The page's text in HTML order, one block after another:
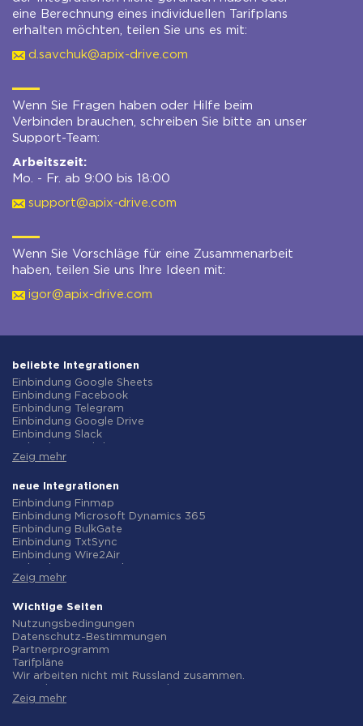
eine Berechnung eines individuellen Tarifplans
erhalten möchten, teilen Sie uns es mit:
d.savchuk@apix-drive.com
Wenn Sie Fragen haben oder Hilfe beim
Verbinden brauchen, schreiben Sie bitte an unser
Support-Team:
Arbeitszeit:
Mo. - Fr. ab 9:00 bis 18:00
support@apix-drive.com
Wenn Sie Vorschläge für eine Zusammenarbeit
haben, teilen Sie uns Ihre Ideen mit:
igor@apix-drive.com
beliebte Integrationen
Einbindung Google Sheets
Einbindung Facebook
Einbindung Telegram
Einbindung Google Drive
Einbindung Slack
Einbindung Gmail
Einbindung ClickUp
Einbindung Airtable
Einbindung Google Contacts
Einbindung OpenAI (ChatGPT)
Einbindung Instagram
Einbindung ActiveCampaign
Einbindung Typeform
Einbindung Salesforce CRM
Einbindung Notion
Einbindung AWeber
Einbindung Asana
Einbindung ZOHO CRM
Einbindung Webhooks
Einbindung GetResponse
Einbindung WooCommerce
Zeig mehr
neue Integrationen
Einbindung Finmap
Einbindung Microsoft Dynamics 365
Einbindung BulkGate
Einbindung TxtSync
Einbindung Wire2Air
Einbindung Infobip
Einbindung AtomPark
Einbindung TXTImpact
Einbindung Campaign Monitor
Einbindung CM.com
Einbindung D7 Networks
Einbindung SMS.to
Einbindung SMSGlobal
Einbindung Textlocal
Zeig mehr
Wichtige Seiten
Nutzungsbedingungen
Datenschutz-Bestimmungen
Partnerprogramm
Tarifpläne
Wir arbeiten nicht mit Russland zusammen.
Rückgaberecht
Zeig mehr